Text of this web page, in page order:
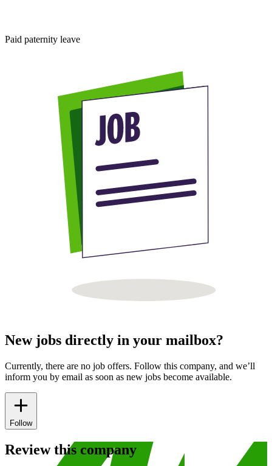
Paid paternity leave
New jobs directly in your mailbox?
Currently, there are no job offers. Follow this company, and we’ll
inform you by email as soon as new jobs become available.
Follow
Review this company